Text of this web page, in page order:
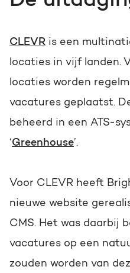
HubSpot websites
Modules & templates
Membership portals
Nederlands Zoek
CLEVR is een
locaties in vijf landen.
locaties worden
vacatures geplaatst.
beheerd in een ATS-
‘Greenhouse’.
Voor CLEVR heeft
nieuwe website
CMS. Het was daarbij
vacatures op een
zouden worden van